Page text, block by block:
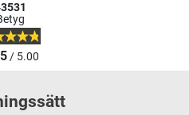
/ 5.00